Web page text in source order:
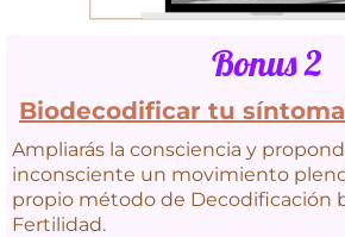
Bonus 2
Biodecodificar tu
Ampliarás la consciencia y
inconsciente un movimiento
propio método de Decodificación
Fertilidad.